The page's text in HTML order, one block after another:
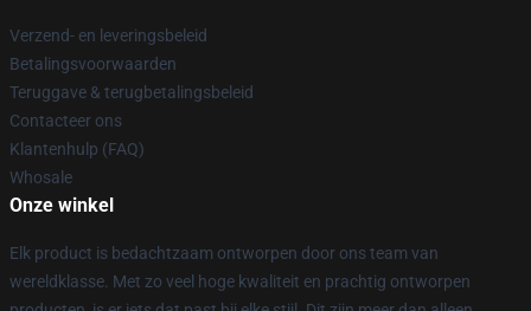
Verzend- en leveringsbeleid
Betalingsvoorwaarden
Teruggave & terugbetalingsbeleid
Contacteer ons
Klantenhulp (FAQ)
Whosale
Onze winkel
Elk product is bedachtzaam ontworpen door ons team van
wereldklasse. Met zo veel hoge kwaliteit en prachtig ontworpen